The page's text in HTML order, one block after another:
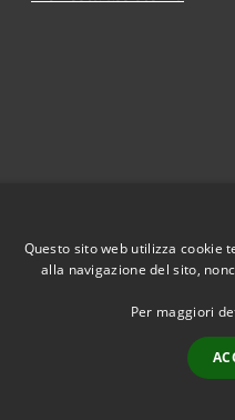
Questo sito web utilizza cookie
alla navigazione del sito,
Per maggiori